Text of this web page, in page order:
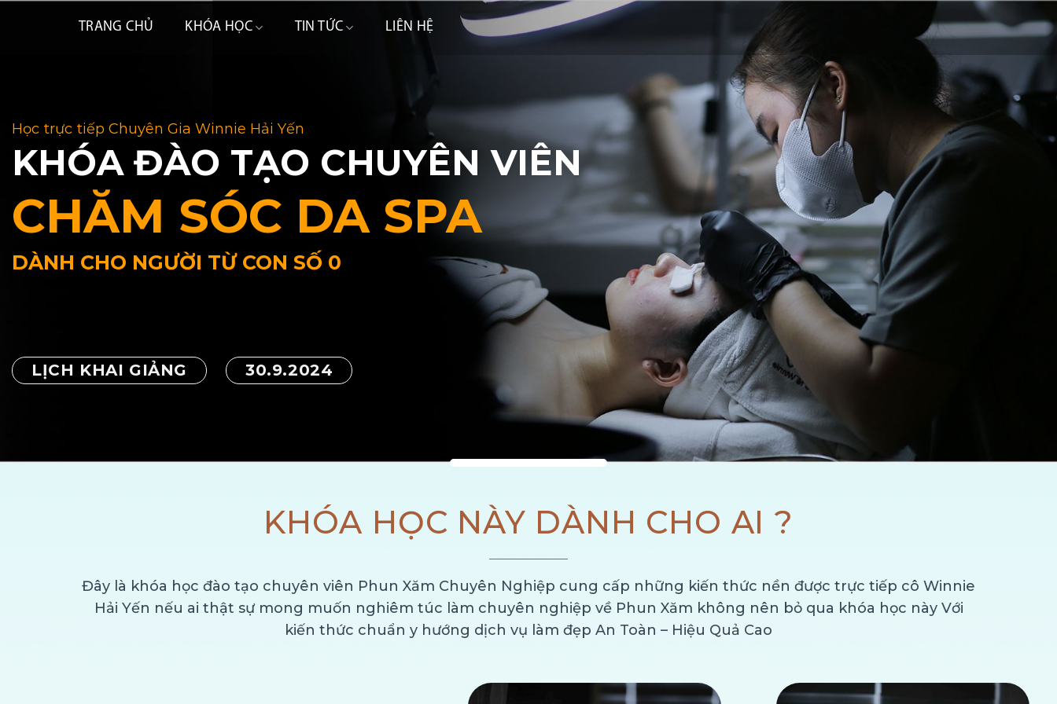
TRANG CHỦ KHÓA HỌC TIN TỨC LIÊN HỆ
Học trực tiếp Chuyên Gia Winnie Hải Yến
KHÓA ĐÀO TẠO CHUYÊN VIÊN
CHĂM SÓC DA SPA
DÀNH CHO NGƯỜI TỪ CON SỐ 0
LỊCH KHAI GIẢNG 30.9.2024
KHÓA HỌC NÀY DÀNH CHO AI ?
Đây là khóa học đào tạo chuyên viên Phun Xăm Chuyên Nghiệp cung cấp những kiến thức nền được trực tiếp cô Winnie
Hải Yến nếu ai thật sự mong muốn nghiêm túc làm chuyên nghiệp về Phun Xăm không nên bỏ qua khóa học này Với
kiến thức chuẩn y hướng dịch vụ làm đẹp An Toàn – Hiệu Quả Cao